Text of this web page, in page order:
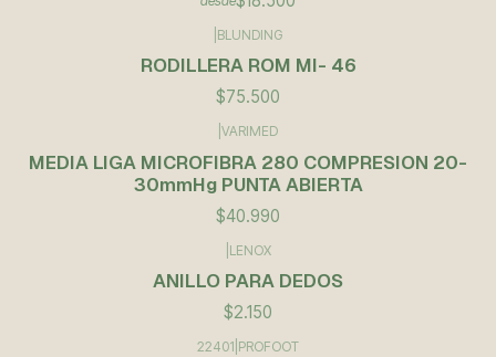
BLUNDING
RODILLERA ROM MI- 46
$75.500
VARIMED
MEDIA LIGA MICROFIBRA 280 COMPRESION 20-
30mmHg PUNTA ABIERTA
$40.990
LENOX
ANILLO PARA DEDOS
$2.150
22401 PROFOOT